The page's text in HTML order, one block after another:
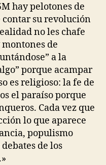
hay pelotones de
contar su revolución
no les chafe
de
a la
porque acampar
es religioso: la fe de
el paraíso porque
Cada vez que
lo que aparece
populismo
de los